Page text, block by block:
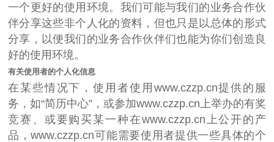
一个更好的使用环境。我们可能与我们的业务合作伙
伴分享这些非个人化的资料，但也只是以总体的形式
分享，以便我们的业务合作伙伴们也能为你们创造良
好的使用环境。
有关使用者的个人化信息
在某些情况下，使用者使用www.czzp.cn提供的服
务，如“简历中心”，或参加www.czzp.cn上举办的有奖
竞赛、或要购买某一种在www.czzp.cn上公开的产
品，www.czzp.cn可能需要使用者提供一些具体的个